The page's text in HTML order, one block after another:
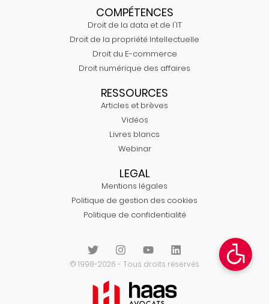
COMPÉTENCES
Droit de la data et de l'IT
Droit de la propriété Intellectuelle
Droit du E-commerce
Droit numérique des affaires
RESSOURCES
Articles et brèves
Vidéos
Livres blancs
Webinar
LEGAL
Mentions légales
Politique de gestion des cookies
Politique de confidentialité
© 1998-2026 - Tous droits réservés